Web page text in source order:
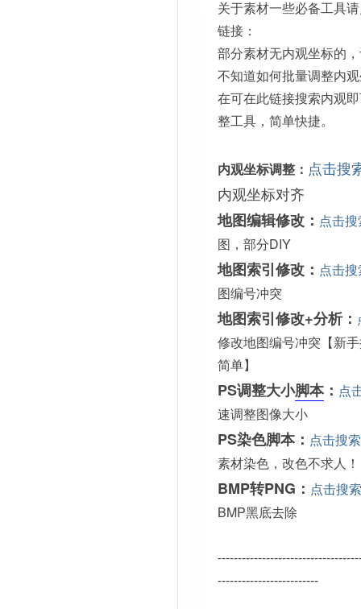
关于素材一些必备工具
链接：
部分素材无内观坐标的
不知道如何批量调整内
在可在此链接搜索内观
整工具，简单快捷。
内观坐标调整： 点击搜
内观坐标对齐
地图编辑修改： 点击
图，部分DIY
地图索引修改： 点击
图编号冲突
地图索引修改+分析：
修改地图编号冲突【新
简单】
PS调整大小脚本： 点
速调整图像大小
PS染色脚本： 点击搜索
素材染色，改色不求人！
BMP转PNG： 点击搜索
BMP黑底去除
-------------------------